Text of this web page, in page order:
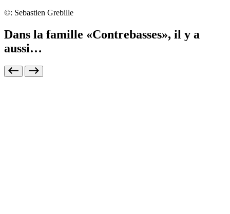
©: Sebastien Grebille
Dans la famille «Contrebasses», il y a
aussi…